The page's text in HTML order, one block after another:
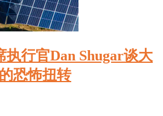
行官Dan Shugar谈大
恐怖扭转